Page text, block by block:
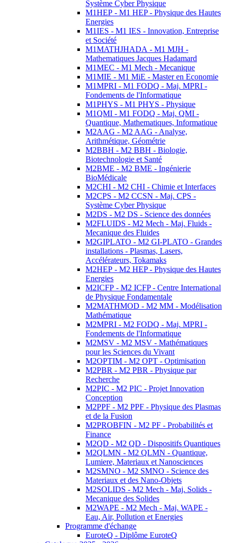
Système Cyber Physique
M1HEP - M1 HEP - Physique des Hautes
Energies
M1IES - M1 IES - Innovation, Entreprise
et Société
M1MATHJHADA - M1 MJH -
Mathematiques Jacques Hadamard
M1MEC - M1 Mech - Mecanique
M1MIE - M1 MiE - Master en Economie
M1MPRI - M1 FODQ - Maj. MPRI -
Fondements de l'Informatique
M1PHYS - M1 PHYS - Physique
M1QMI - M1 FODQ - Maj. QMI -
Quantique, Mathematiques, Informatique
M2AAG - M2 AAG - Analyse,
Arithmétique, Géométrie
M2BBH - M2 BBH - Biologie,
Biotechnologie et Santé
M2BME - M2 BME - Ingénierie
BioMédicale
M2CHI - M2 CHI - Chimie et Interfaces
M2CPS - M2 CCSN - Maj. CPS -
Système Cyber Physique
M2DS - M2 DS - Science des données
M2FLUIDS - M2 Mech - Maj. Fluids -
Mecanique des Fluides
M2GIPLATO - M2 GI-PLATO - Grandes
installations - Plasmas, Lasers,
Accélérateurs, Tokamaks
M2HEP - M2 HEP - Physique des Hautes
Energies
M2ICFP - M2 ICFP - Centre International
de Physique Fondamentale
M2MATHMOD - M2 MM - Modélisation
Mathématique
M2MPRI - M2 FODQ - Maj. MPRI -
Fondements de l'Informatique
M2MSV - M2 MSV - Mathématiques
pour les Sciences du Vivant
M2OPTIM - M2 OPT - Optimisation
M2PBR - M2 PBR - Physique par
Recherche
M2PIC - M2 PIC - Projet Innovation
Conception
M2PPF - M2 PPF - Physique des Plasmas
et de la Fusion
M2PROBFIN - M2 PF - Probabilités et
Finance
M2QD - M2 QD - Dispositifs Quantiques
M2QLMN - M2 QLMN - Quantique,
Lumiere, Materiaux et Nanosciences
M2SMNO - M2 SMNO - Science des
Materiaux et des Nano-Objets
M2SOLIDS - M2 Mech - Maj. Solids -
Mecanique des Solides
M2WAPE - M2 Mech - Maj. WAPE -
Eau, Air, Pollution et Energies
Programme d'échange
EuroteQ - Diplôme EuroteQ